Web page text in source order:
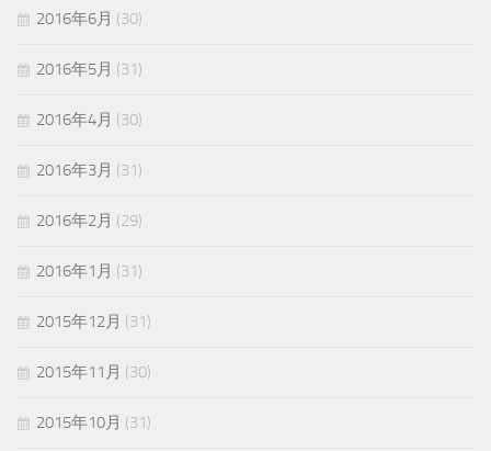
2016年6月 (30)
2016年5月 (31)
2016年4月 (30)
2016年3月 (31)
2016年2月 (29)
2016年1月 (31)
2015年12月 (31)
2015年11月 (30)
2015年10月 (31)